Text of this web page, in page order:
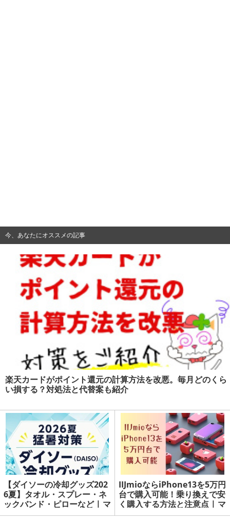
今、あなたにオススメの記事
楽天カードがポイント還元の計算方法を改悪。毎月どのくら
い損する？対処法と代替案も紹介
【ダイソーの冷却グッズ202
6夏】タオル・スプレー・ネ
ックバンド・ピローなど | マ
ネーの達人
IIJmioならiPhone13を5万円
台で購入可能！乗り換えで安
く購入する方法と注意点 | マ
ネーの達人